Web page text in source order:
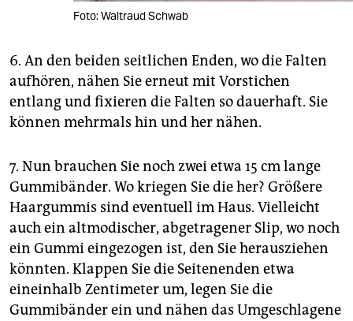
Foto: Waltraud Schwab
6. An den beiden seitlichen Enden, wo die Falten
aufhören, nähen Sie erneut mit Vorstichen
entlang und fixieren die Falten so dauerhaft. Sie
können mehrmals hin und her nähen.
7. Nun brauchen Sie noch zwei etwa 15 cm lange
Gummibänder. Wo kriegen Sie die her? Größere
Haargummis sind eventuell im Haus. Vielleicht
auch ein altmodischer, abgetragener Slip, wo noch
ein Gummi eingezogen ist, den Sie herausziehen
könnten. Klappen Sie die Seitenenden etwa
eineinhalb Zentimeter um, legen Sie die
Gummibänder ein und nähen das Umgeschlagene